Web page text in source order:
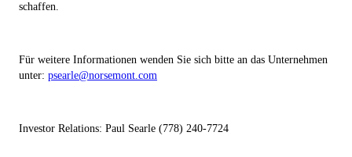
schaffen.
Für weitere Informationen wenden Sie sich bitte an das Unternehmen
unter: psearle@norsemont.com
Investor Relations: Paul Searle (778) 240-7724